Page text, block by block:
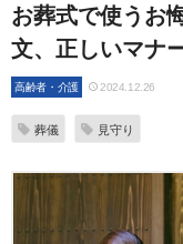
お葬式で使うお
文、正しいマナ
高齢者・介護 2024.12.26
葬儀 見守り